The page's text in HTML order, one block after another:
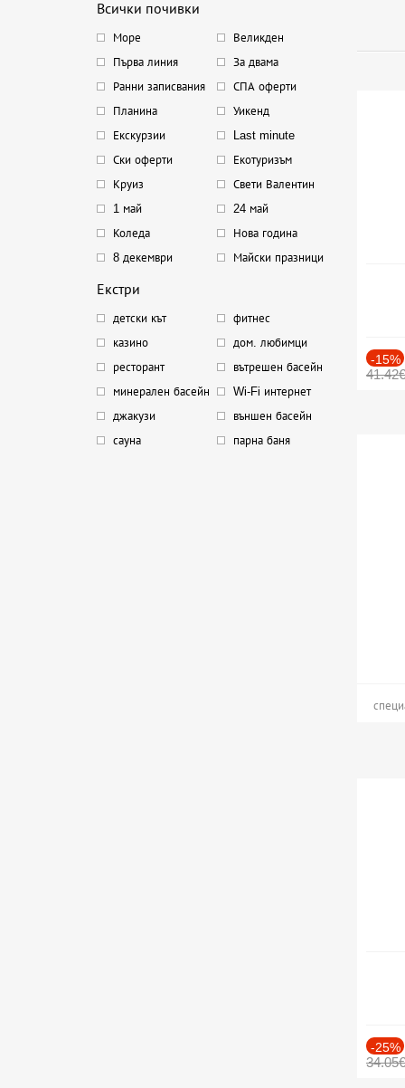
Всички почивки
Море
Великден
Първа линия
За двама
Ранни записвания
СПА оферти
Планина
Уикенд
Екскурзии
Last minute
Ски оферти
Екотуризъм
Круиз
Свети Валентин
1 май
24 май
Коледа
Нова година
8 декември
Майски празници
Екстри
детски кът
фитнес
казино
дом. любимци
ресторант
вътрешен басейн
минерален басейн
Wi-Fi интернет
джакузи
външен басейн
сауна
парна баня
-15%
41.42€
-25%
34.05€